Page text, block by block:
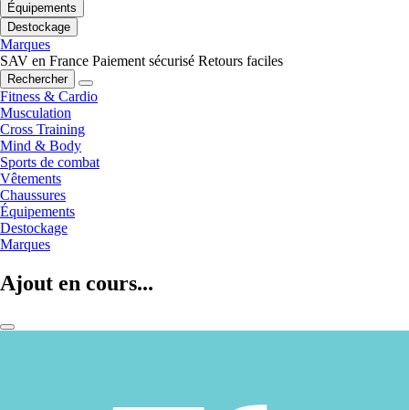
Équipements
Destockage
Marques
SAV en France Paiement sécurisé Retours faciles
Rechercher
Fitness & Cardio
Musculation
Cross Training
Mind & Body
Sports de combat
Vêtements
Chaussures
Équipements
Destockage
Marques
Ajout en cours...